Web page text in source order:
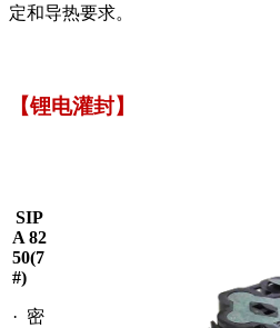
定和导热要求。
【锂电灌封】
SIP
A 82
50(7
#)
· 密